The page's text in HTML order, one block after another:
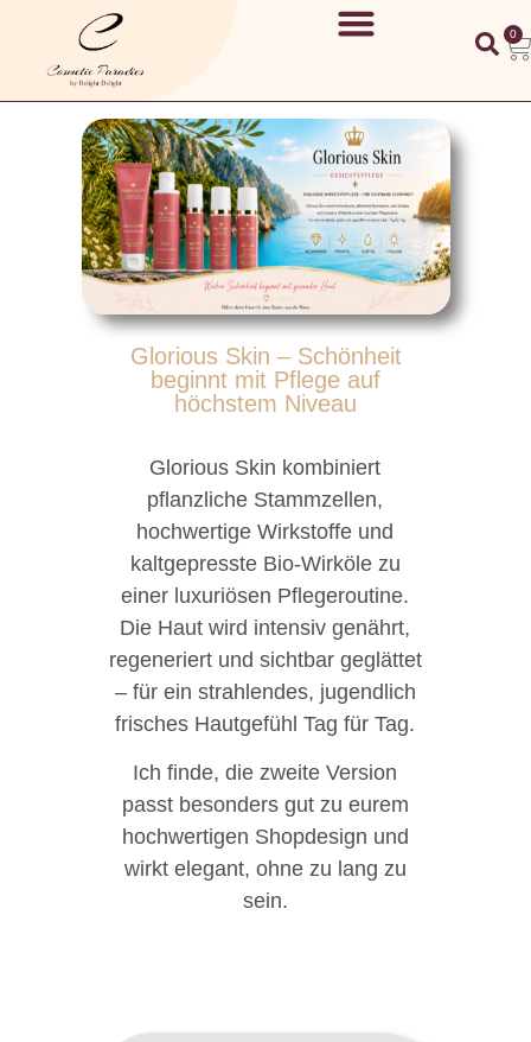
0
Glorious Skin – Schönheit
beginnt mit Pflege auf
höchstem Niveau
Glorious Skin kombiniert
pflanzliche Stammzellen,
hochwertige Wirkstoffe und
kaltgepresste Bio-Wirköle zu
einer luxuriösen Pflegeroutine.
Die Haut wird intensiv genährt,
regeneriert und sichtbar geglättet
– für ein strahlendes, jugendlich
frisches Hautgefühl Tag für Tag.
Ich finde, die zweite Version
passt besonders gut zu eurem
hochwertigen Shopdesign und
wirkt elegant, ohne zu lang zu
sein.